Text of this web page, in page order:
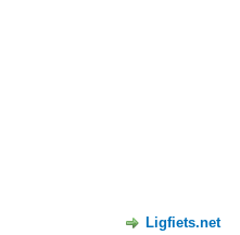
Ligfiets.net